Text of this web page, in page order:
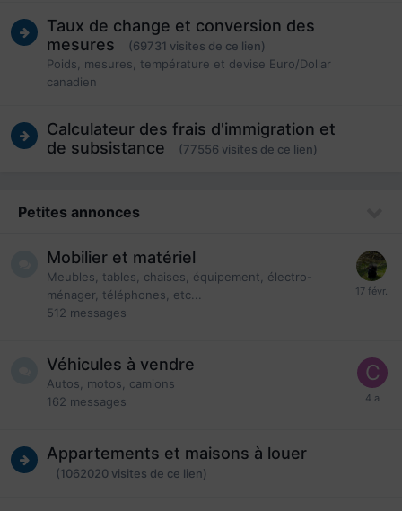
Taux de change et conversion des
mesures
(69731 visites de ce lien)
Poids, mesures, température et devise Euro/Dollar
canadien
Calculateur des frais d'immigration et
de subsistance
(77556 visites de ce lien)
Petites annonces
Mobilier et matériel
Meubles, tables, chaises, équipement, électro-
ménager, téléphones, etc...
512 messages
Véhicules à vendre
Autos, motos, camions
162 messages
Appartements et maisons à louer
(1062020 visites de ce lien)